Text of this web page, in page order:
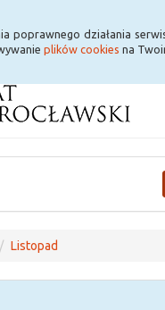
poprawnego działania
plików cookies na
Listopad